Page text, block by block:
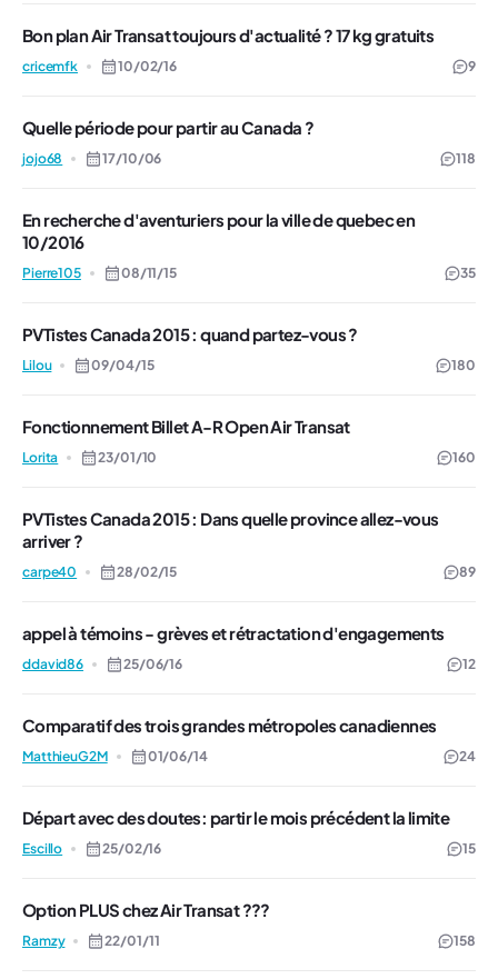
Bon plan Air Transat toujours d'actualité ? 17 kg gratuits
cricemfk 10/02/16 9
Quelle période pour partir au Canada ?
jojo68 17/10/06 118
En recherche d'aventuriers pour la ville de quebec en
10/2016
Pierre105 08/11/15 35
PVTistes Canada 2015 : quand partez-vous ?
Lilou 09/04/15 180
Fonctionnement Billet A-R Open Air Transat
Lorita 23/01/10 160
PVTistes Canada 2015 : Dans quelle province allez-vous
arriver ?
carpe40 28/02/15 89
appel à témoins - grèves et rétractation d'engagements
ddavid86 25/06/16 12
Comparatif des trois grandes métropoles canadiennes
MatthieuG2M 01/06/14 24
Départ avec des doutes: partir le mois précédent la limite
Escillo 25/02/16 15
Option PLUS chez Air Transat ???
Ramzy 22/01/11 158